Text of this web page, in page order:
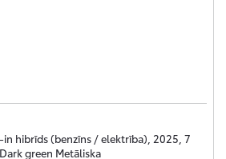
hibrīds (benzīns / elektrība), 2025, 7
green Metāliska